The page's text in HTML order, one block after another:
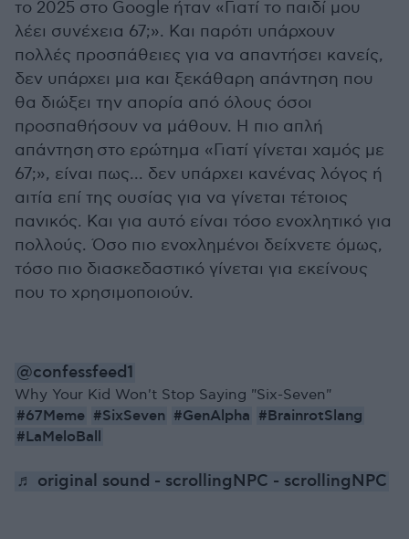
το 2025 στο Google ήταν «Γιατί το παιδί μου
λέει συνέχεια 67;». Και παρότι υπάρχουν
πολλές προσπάθειες για να απαντήσει κανείς,
δεν υπάρχει μια και ξεκάθαρη απάντηση που
θα διώξει την απορία από όλους όσοι
προσπαθήσουν να μάθουν. Η πιο απλή
απάντηση στο ερώτημα «Γιατί γίνεται χαμός με
67;», είναι πως... δεν υπάρχει κανένας λόγος ή
αιτία επί της ουσίας για να γίνεται τέτοιος
πανικός. Και για αυτό είναι τόσο ενοχλητικό για
πολλούς. Όσο πιο ενοχλημένοι δείχνετε όμως,
τόσο πιο διασκεδαστικό γίνεται για εκείνους
που το χρησιμοποιούν.
@confessfeed1
Why Your Kid Won't Stop Saying "Six-Seven"
#67Meme #SixSeven #GenAlpha #BrainrotSlang
#LaMeloBall
♬ original sound - scrollingNPC - scrollingNPC